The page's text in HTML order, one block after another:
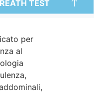
TEST
per
al